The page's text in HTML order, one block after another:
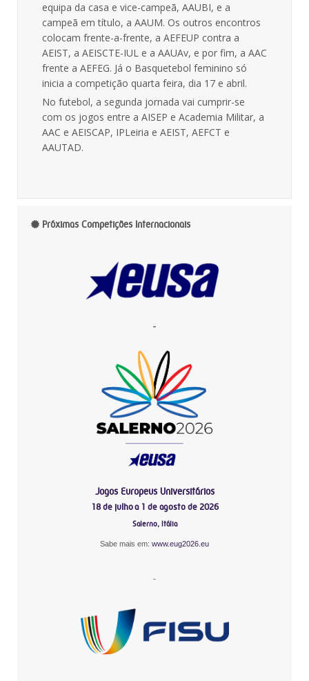
equipa da casa e vice-campeã, AAUBI, e a
campeã em título, a AAUM. Os outros encontros
colocam frente-a-frente, a AEFEUP contra a
AEIST, a AEISCTE-IUL e a AAUAv, e por fim, a AAC
frente a AEFEG. Já o Basquetebol feminino só
inicia a competição quarta feira, dia 17 e abril.
No futebol, a segunda jornada vai cumprir-se
com os jogos entre a AISEP e Academia Militar, a
AAC e AEISCAP, IPLeiria e AEIST, AEFCT e
AAUTAD.
Próximas Competições Internacionais
-
Jogos Europeus Universitários
18 de julho a 1 de agosto de 2026
Salerno, Itália
Sabe mais em: www.eug2026.eu
-